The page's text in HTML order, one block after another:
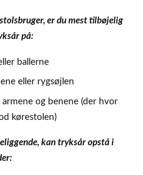
er du mest tilbøjelig
på:
ballerne
eller rygsøjlen
armene og benene (der hvor
kørestolen)
kan tryksår opstå i